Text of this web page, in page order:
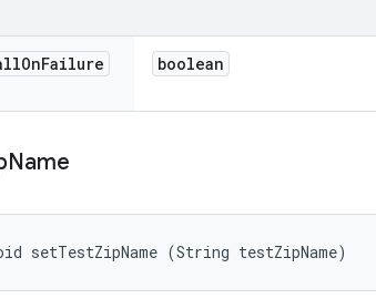
OnFailure boolean
Name
setTestZipName (String testZipName)